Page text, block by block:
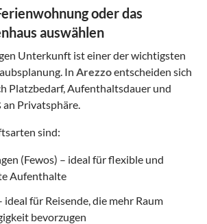
oder das
auswählen
Unterkunft ist einer der wichtigsten
In Arezzoentscheiden sich
Platzbedarf, Aufenthaltsdauer und
Privatsphäre.
sind:
(Fewos) – ideal für flexible und
Aufenthalte
ideal für Reisende, die mehr Raum
bevorzugen